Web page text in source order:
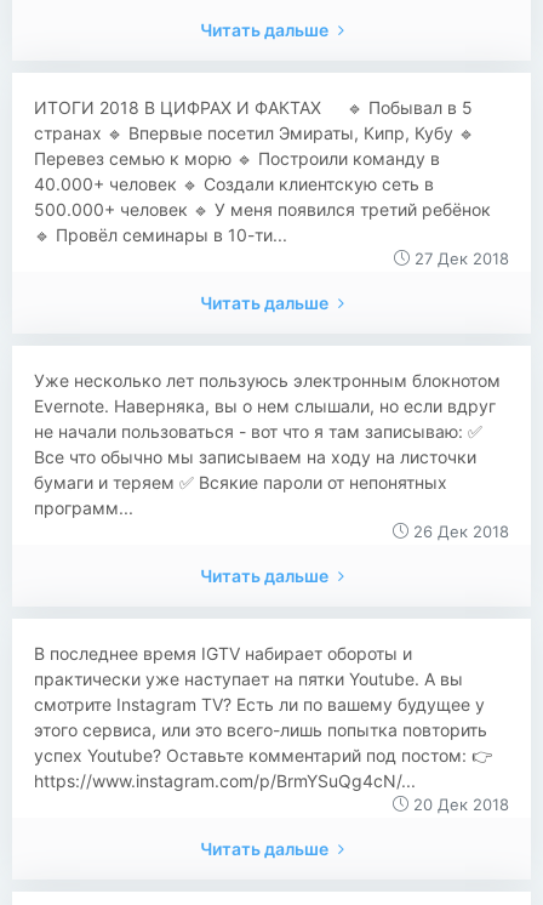
Читать дальше
ИТОГИ 2018 В ЦИФРАХ И ФАКТАХ ᅠ 🔹 Побывал в 5
странах 🔹 Впервые посетил Эмираты, Кипр, Кубу 🔹
Перевез семью к морю 🔹 Построили команду в
40.000+ человек 🔹 Создали клиентскую сеть в
500.000+ человек 🔹 У меня появился третий ребёнок
🔹 Провёл семинары в 10-ти...
27 Дек 2018
Читать дальше
Уже несколько лет пользуюсь электронным блокнотом
Evernote. Наверняка, вы о нем слышали, но если вдруг
не начали пользоваться - вот что я там записываю: ✅
Все что обычно мы записываем на ходу на листочки
бумаги и теряем ✅ Всякие пароли от непонятных
программ...
26 Дек 2018
Читать дальше
В последнее время IGTV набирает обороты и
практически уже наступает на пятки Youtube. А вы
смотрите Instagram TV? Есть ли по вашему будущее у
этого сервиса, или это всего-лишь попытка повторить
успех Youtube? Оставьте комментарий под постом: 👉
https://www.instagram.com/p/BrmYSuQg4cN/...
20 Дек 2018
Читать дальше